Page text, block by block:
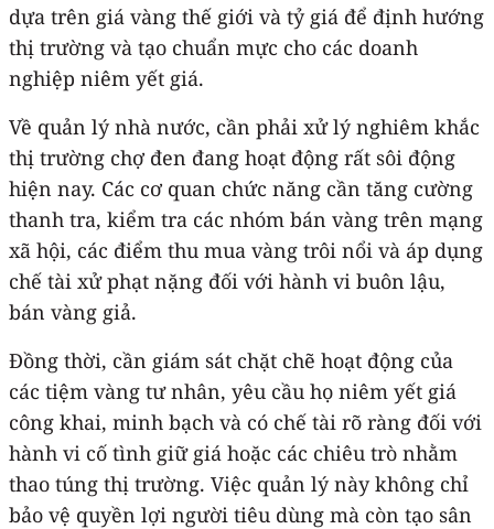
dựa trên giá vàng thế giới và tỷ giá để định hướng
thị trường và tạo chuẩn mực cho các doanh
nghiệp niêm yết giá.
Về quản lý nhà nước, cần phải xử lý nghiêm khắc
thị trường chợ đen đang hoạt động rất sôi động
hiện nay. Các cơ quan chức năng cần tăng cường
thanh tra, kiểm tra các nhóm bán vàng trên mạng
xã hội, các điểm thu mua vàng trôi nổi và áp dụng
chế tài xử phạt nặng đối với hành vi buôn lậu,
bán vàng giả.
Đồng thời, cần giám sát chặt chẽ hoạt động của
các tiệm vàng tư nhân, yêu cầu họ niêm yết giá
công khai, minh bạch và có chế tài rõ ràng đối với
hành vi cố tình giữ giá hoặc các chiêu trò nhằm
thao túng thị trường. Việc quản lý này không chỉ
bảo vệ quyền lợi người tiêu dùng mà còn tạo sân